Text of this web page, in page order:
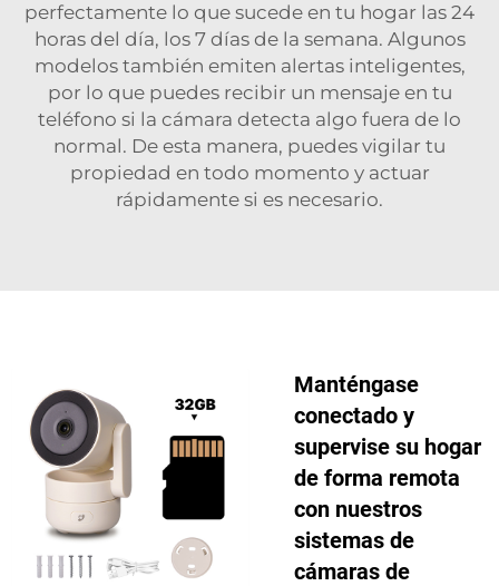
perfectamente lo que sucede en tu hogar las 24
horas del día, los 7 días de la semana. Algunos
modelos también emiten alertas inteligentes,
por lo que puedes recibir un mensaje en tu
teléfono si la cámara detecta algo fuera de lo
normal. De esta manera, puedes vigilar tu
propiedad en todo momento y actuar
rápidamente si es necesario.
Manténgase
conectado y
supervise su hogar
de forma remota
con nuestros
sistemas de
cámaras de